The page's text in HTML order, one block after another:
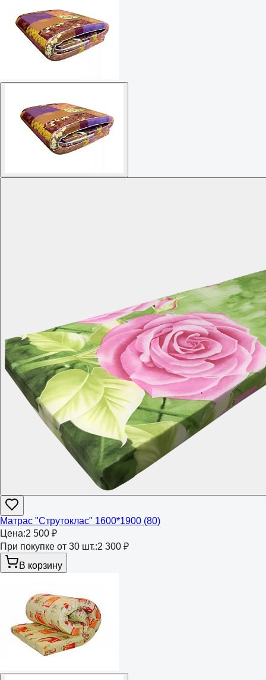
Матрас "Струтоклас" 1600*1900 (80)
Цена:2 500 ₽
При покупке от 30 шт.:2 300 ₽
В корзину